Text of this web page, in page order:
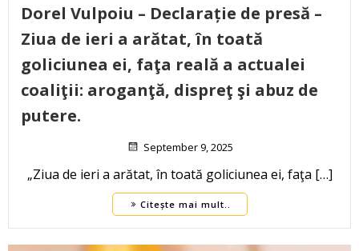
Dorel Vulpoiu – Declarație de presă –
Ziua de ieri a arătat, în toată
goliciunea ei, faţa reală a actualei
coaliţii: aroganţă, dispreţ şi abuz de
putere.
September 9, 2025
„Ziua de ieri a arătat, în toată goliciunea ei, faţa […]
Citește mai mult..